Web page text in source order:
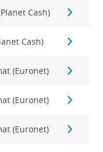
Cash)
Cash)
(Euronet)
(Euronet)
(Euronet)